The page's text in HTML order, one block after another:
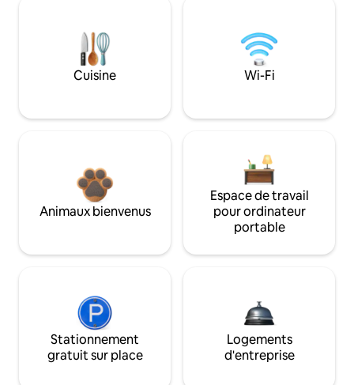
Cuisine Wi-Fi
Animaux bienvenus
Espace de travail
pour ordinateur
portable
Stationnement
gratuit sur place
Logements
d'entreprise